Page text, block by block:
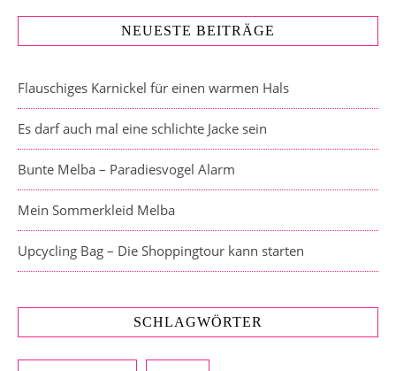
NEUESTE BEITRÄGE
Flauschiges Karnickel für einen warmen Hals
Es darf auch mal eine schlichte Jacke sein
Bunte Melba – Paradiesvogel Alarm
Mein Sommerkleid Melba
Upcycling Bag – Die Shoppingtour kann starten
SCHLAGWÖRTER